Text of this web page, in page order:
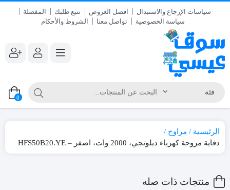
سياسات الإرجاع والاستبدال افضل العروض تتبع طلبك
المفضلة
سياسة الخصوصية
تواصل معنا الشروط والأحكام
0
الرئيسية
مراوح
دفاية مروحة كهرباء ديلونجي، 2000 وات، اصفر – HFS50B20.YE
منتجات ذات صله